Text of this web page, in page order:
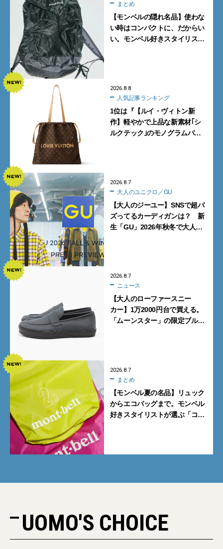
まとめ
【モンベルの隠れ名品】使わな
い時はコンパクトに、だからい
い。モンベル好きスタイリスト
2026.8.8
人気記事ランキング
1位は『【ルイ・ヴィトン新
作】軽やかで上品な新素材｢シ
ルクテック｣のモノグラムバッ
2026.8.7
大人のユニクロ／GU
【大人のジーユー】SNSで超バ
ズってるカーディガンは？ 新
生「GU」2026年秋冬で大人メ
2026.8.7
ニュース
【大人のローファースニー
カー】1万2000円台で買える。
「ムーンスター」の限定ブルー
2026.8.7
まとめ
【モンベル夏の名品】リュック
からエコバッグまで。モンベル
好きスタイリストが選ぶ「コス
UOMO'S CHOICE